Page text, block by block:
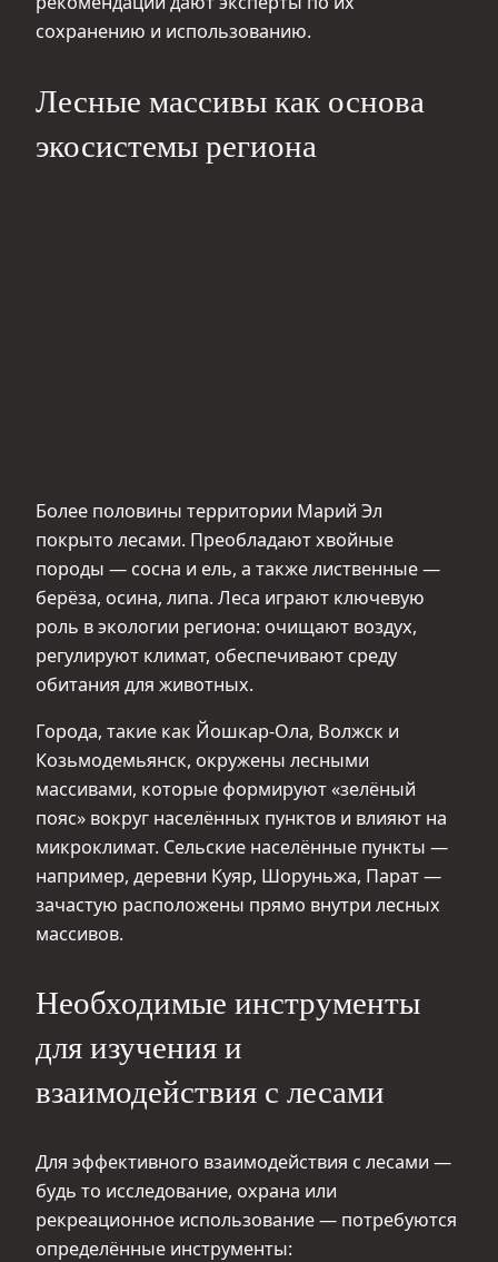
сохранению и использованию.
Лесные массивы как основа
экосистемы региона
Более половины территории Марий Эл
покрыто лесами. Преобладают хвойные
породы — сосна и ель, а также лиственные —
берёза, осина, липа. Леса играют ключевую
роль в экологии региона: очищают воздух,
регулируют климат, обеспечивают среду
обитания для животных.
Города, такие как Йошкар-Ола, Волжск и
Козьмодемьянск, окружены лесными
массивами, которые формируют «зелёный
пояс» вокруг населённых пунктов и влияют на
микроклимат. Сельские населённые пункты —
например, деревни Куяр, Шоруньжа, Парат —
зачастую расположены прямо внутри лесных
массивов.
Необходимые инструменты
для изучения и
взаимодействия с лесами
Для эффективного взаимодействия с лесами —
будь то исследование, охрана или
рекреационное использование — потребуются
определённые инструменты: